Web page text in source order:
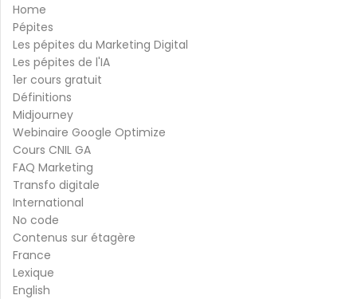
Home
Pépites
Les pépites du Marketing Digital
Les pépites de l'IA
1er cours gratuit
Définitions
Midjourney
Webinaire Google Optimize
Cours CNIL GA
FAQ Marketing
Transfo digitale
International
No code
Contenus sur étagère
France
Lexique
English